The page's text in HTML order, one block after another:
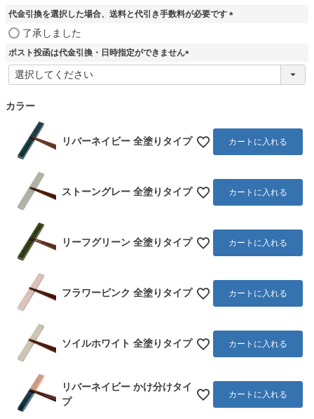
代金引換を選択した場合、送料と代引き手数料が必要です
)
了承しました
ポスト投函は代金引換・日時指定ができません
(
カラー
リバーネイビー 全塗りタイプ カートに入れる
ストーングレー 全塗りタイプ カートに入れる
リーフグリーン 全塗りタイプ カートに入れる
フラワーピンク 全塗りタイプ カートに入れる
ソイルホワイト 全塗りタイプ カートに入れる
リバーネイビー かけ分けタイ
プ
カートに入れる